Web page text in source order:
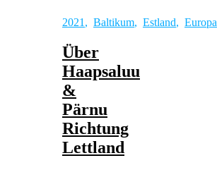
2021 , Baltikum, Estland, Europa
Über
Haapsaluu
&
Pärnu
Richtung
Lettland